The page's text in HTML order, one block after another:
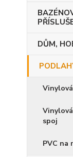
DŮM,
spoj
PVC na